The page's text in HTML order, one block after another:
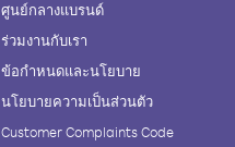
ศูนย์กลางแบรนด์
ร่วมงานกับเรา
ข้อกำหนดและนโยบาย
นโยบายความเป็นส่วนตัว
Customer Complaints Code